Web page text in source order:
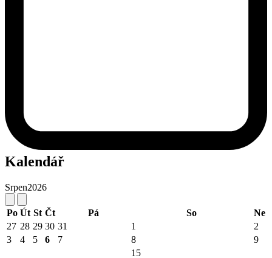
Kalendář
Srpen2026
Po Út St Čt Pá So
Ne
27 28 29 30 31 1
2
3
4 5 6 7 8 9
15